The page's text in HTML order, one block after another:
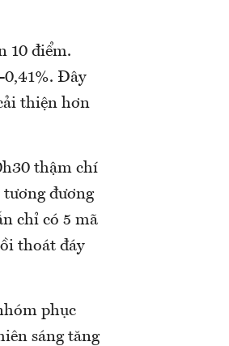
10 điểm.
0,41%. Đây
thiện hơn
thậm chí
tương đương
chỉ có 5 mã
thoát đáy
phục
sáng tăng